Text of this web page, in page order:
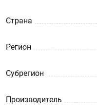
Страна
Регион
Субрегион
Производитель